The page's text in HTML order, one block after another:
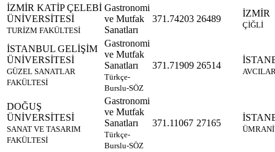
İZMİR KATİP ÇELEBİ
ÜNİVERSİTESİ
TURİZM FAKÜLTESİ
Gastronomi
ve Mutfak
Sanatları
371.74203 26489
İZMİR
ÇİĞLİ
İSTANBUL GELİŞİM
ÜNİVERSİTESİ
GÜZEL SANATLAR
FAKÜLTESİ
Gastronomi
ve Mutfak
Sanatları
Türkçe-
Burslu-SÖZ
371.71909 26514
DOĞUŞ
ÜNİVERSİTESİ
SANAT VE TASARIM
FAKÜLTESİ
Gastronomi
ve Mutfak
Sanatları
Türkçe-
Burslu-SÖZ
371.11067 27165